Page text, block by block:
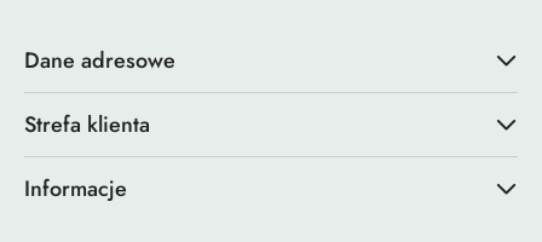
Dane adresowe
Strefa klienta
Informacje